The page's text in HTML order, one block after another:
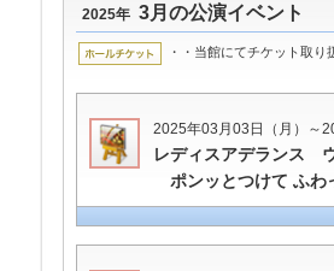
2025年 3月の公演イベント
・・当館にてチケット取り
2025年03月03日（月）～
レディスアデランス
ポンッとつけて ふわ